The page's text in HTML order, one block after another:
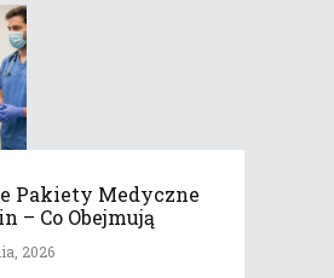
Pakiety Medyczne
– Co Obejmują
2026